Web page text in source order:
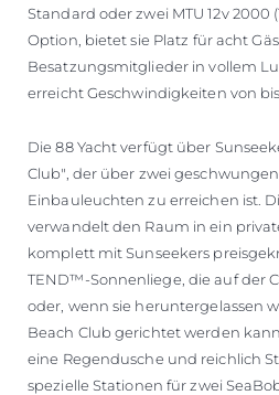
Standard oder zwei MTU 12v 2000
Option, bietet sie Platz für acht
Besatzungsmitglieder in vollem
erreicht Geschwindigkeiten von
Die 88 Yacht verfügt über
Club", der über zwei
Einbauleuchten zu erreichen ist.
verwandelt den Raum in ein
komplett mit Sunseekers
TEND™-Sonnenliege, die auf der
oder, wenn sie heruntergelassen
Beach Club gerichtet werden
eine Regendusche und reichlich
spezielle Stationen für zwei